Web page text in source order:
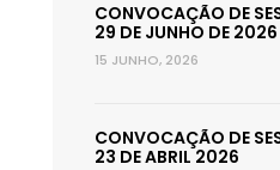
CONVOCAÇÃO DE
29 DE JUNHO DE 2026
15 JUNHO, 2026
CONVOCAÇÃO DE
23 DE ABRIL 2026